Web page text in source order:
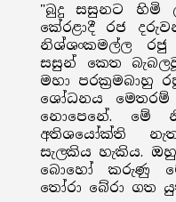
"බුදු සසුනට හිමි
කේරළාදී රජ
නිශ්ශංකමල්ල
සසුන් කෙත
මහා පරක්‍රමබාහු
ශෝධනය
නොපෙනේ. මේ
අතිශයෝක්ති
සැලකිය හැකිය.
බොහෝ කරුණු
තෝරා බේරා ගත